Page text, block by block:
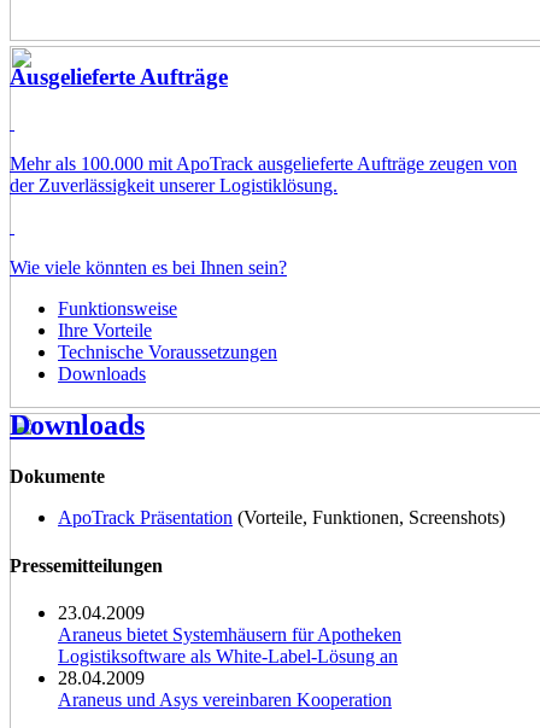
Ausgelieferte Aufträge
Mehr als 100.000 mit ApoTrack ausgelieferte Aufträge zeugen von
der Zuverlässigkeit unserer Logistiklösung.
Wie viele könnten es bei Ihnen sein?
Funktionsweise
Ihre Vorteile
Technische Voraussetzungen
Downloads
Downloads
Dokumente
ApoTrack Präsentation (Vorteile, Funktionen, Screenshots)
Pressemitteilungen
23.04.2009
Araneus bietet Systemhäusern für Apotheken
Logistiksoftware als White-Label-Lösung an
28.04.2009
Araneus und Asys vereinbaren Kooperation